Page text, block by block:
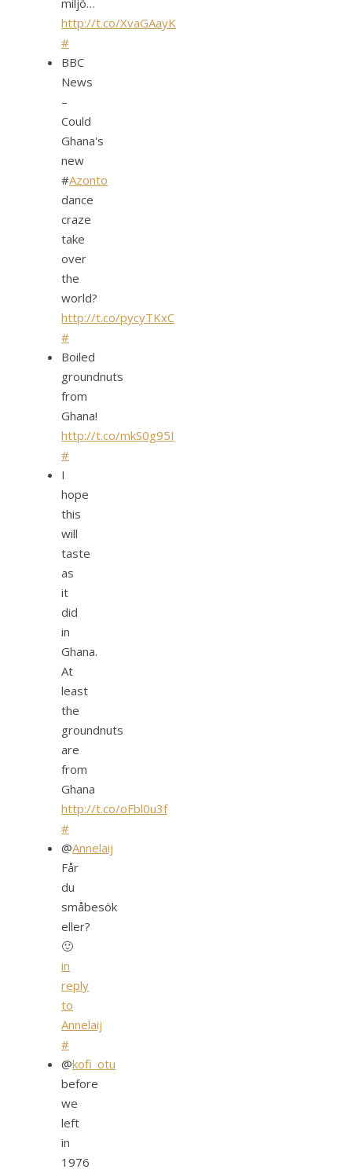
miljö…
http://t.co/XvaGAayK
#
BBC
News
–
Could
Ghana's
new
#Azonto
dance
craze
take
over
the
world?
http://t.co/pycyTKxC
#
Boiled
groundnuts
from
Ghana!
http://t.co/mkS0g95I
#
I
hope
this
will
taste
as
it
did
in
Ghana.
At
least
the
groundnuts
are
from
Ghana
http://t.co/oFbl0u3f
#
@Annelaij
Får
du
småbesök
eller?
🙂
in
reply
to
Annelaij
#
@kofi_otu
before
we
left
in
1976